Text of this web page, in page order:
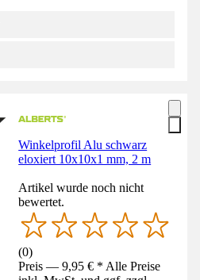
Winkelprofil Alu schwarz
eloxiert 10x10x1 mm, 2 m
Artikel wurde noch nicht
bewertet.
(0)
Preis — 9,95 € * Alle Preise